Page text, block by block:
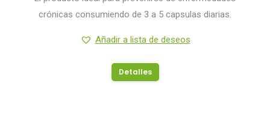
crónicas consumiendo de 3 a 5 capsulas diarias.
Añadir a lista de deseos
Detalles